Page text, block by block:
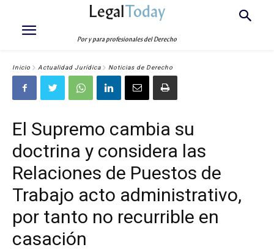
LegalToday
Por y para profesionales del Derecho
Inicio Actualidad Jurídica Noticias de Derecho
El Supremo cambia su
doctrina y considera las
Relaciones de Puestos de
Trabajo acto administrativo,
por tanto no recurrible en
casación